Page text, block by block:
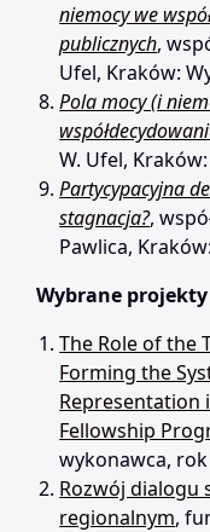
niemocy we
publicznych,
Ufel, Kraków:
Pola mocy (i
W. Ufel,
Partycypacyjna
stagnacja?,
Pawlica,
Wybrane
The Role of the
Forming the
Representation
Fellowship
wykonawca,
Rozwój dialogu
regionalnym,